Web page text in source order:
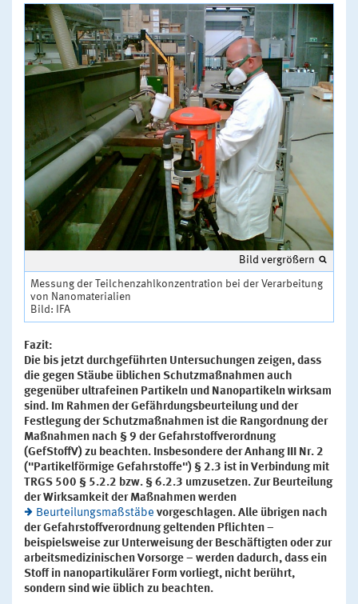
Bild vergrößern
Messung der Teilchenzahlkonzentration bei der Verarbeitung
von Nanomaterialien
Bild: IFA
Fazit:
Die bis jetzt durchgeführten Untersuchungen zeigen, dass
die gegen Stäube üblichen Schutzmaßnahmen auch
gegenüber ultrafeinen Partikeln und Nanopartikeln wirksam
sind. Im Rahmen der Gefährdungsbeurteilung und der
Festlegung der Schutzmaßnahmen ist die Rangordnung der
Maßnahmen nach § 9 der Gefahrstoffverordnung
(GefStoffV) zu beachten. Insbesondere der Anhang III Nr. 2
("Partikelförmige Gefahrstoffe") § 2.3 ist in Verbindung mit
TRGS 500 § 5.2.2 bzw. § 6.2.3 umzusetzen. Zur Beurteilung
der Wirksamkeit der Maßnahmen werden
Beurteilungsmaßstäbe vorgeschlagen. Alle übrigen nach
der Gefahrstoffverordnung geltenden Pflichten –
beispielsweise zur Unterweisung der Beschäftigten oder zur
arbeitsmedizinischen Vorsorge – werden dadurch, dass ein
Stoff in nanopartikulärer Form vorliegt, nicht berührt,
sondern sind wie üblich zu beachten.